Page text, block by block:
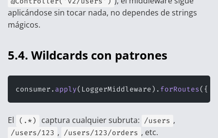
aplicándose sin tocar nada, no dependes de strings
mágicos.
5.4. Wildcards con patrones
consumer. apply(LoggerMiddleware). forRoutes({
El (.*) captura cualquier subruta: /users ,
/users/123 , /users/123/orders , etc.